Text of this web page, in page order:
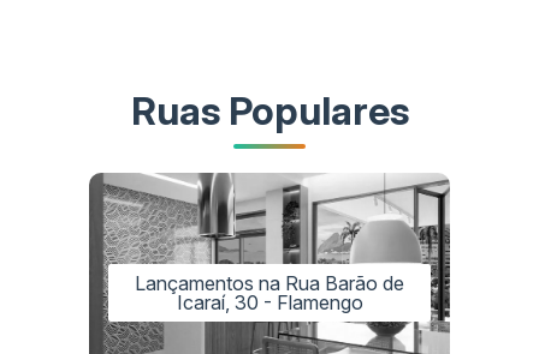
Ruas Populares
Lançamentos na Rua Barão de
Icaraí, 30 - Flamengo